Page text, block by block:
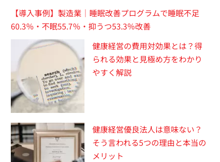
【導入事例】製造業｜睡眠改善プログラムで睡眠不足
60.3％・不眠55.7％・抑うつ53.3％改善
健康経営の費用対効果とは？得
られる効果と見極め方をわかり
やすく解説
健康経営優良法人は意味ない？
そう言われる5つの理由と本当の
メリット